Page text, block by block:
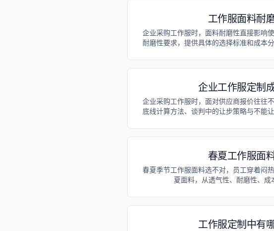
工作服面料耐
企业采购工作服时，面料耐磨性直接影响
耐磨性要求，提供具体的选择标准和成本
企业工作服定制
企业采购工作服时，面对供应商报价往往
底线计算方法、谈判中的让步策略与不能
春夏工作服面
春夏季节工作服面料选不对，员工穿着闷
夏面料，从透气性、耐磨性、成
工作服定制中有